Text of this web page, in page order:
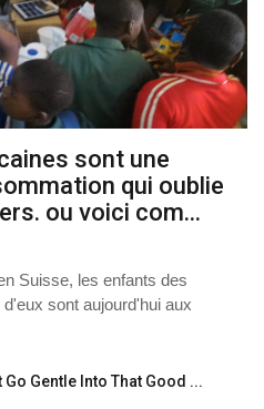
sont une
qui oublie
ou voici com...
Suisse, les enfants des
sont aujourd'hui aux
Go Gentle Into That Good ...